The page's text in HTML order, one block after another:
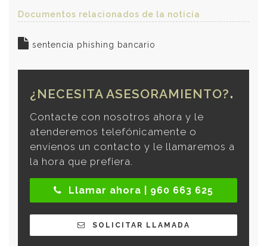
Documentos relacionados de la noticia
sentencia phishing bancario
¿NECESITA ASESORAMIENTO?
Contacte con nosotros ahora y le
atenderemos telefónicamente o
envíenos un contacto y le llamaremos a
la hora que prefiera.
Llamar ahora | 960 663 625
SOLICITAR LLAMADA